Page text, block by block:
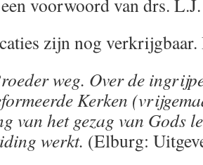
voorwoord van drs.
zijn nog
weg. Over de
Kerken
van het gezag van Gods
werkt. (Elburg: